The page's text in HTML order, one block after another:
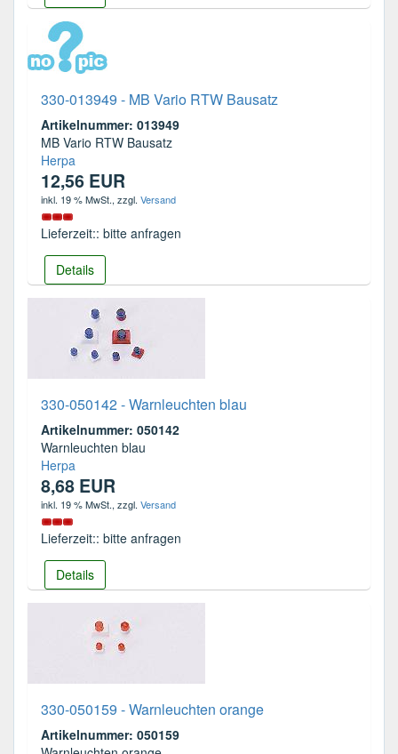
330-013949 - MB Vario RTW Bausatz
Artikelnummer: 013949
MB Vario RTW Bausatz
Herpa
12,56 EUR
inkl. 19 % MwSt., zzgl. Versand
Lieferzeit:: bitte anfragen
Details
330-050142 - Warnleuchten blau
Artikelnummer: 050142
Warnleuchten blau
Herpa
8,68 EUR
inkl. 19 % MwSt., zzgl. Versand
Lieferzeit:: bitte anfragen
Details
330-050159 - Warnleuchten orange
Artikelnummer: 050159